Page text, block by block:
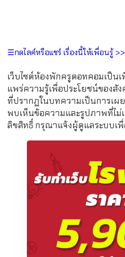
☰กดไลค์หรือแชร์ เรื่องนี้ให้เพื่อนรู้
เว็บไซต์ห้องพักครูดอทคอมเป็น
แพร่ความรู้เพื่อประโยชน์ของสั
ที่ปรากฏในบทความเป็นการเผ
พบเห็นข้อความและรูปภาพที่ไม่
ลิขสิทธิ์ กรุณาแจ้งผู้ดูแลระบบเ